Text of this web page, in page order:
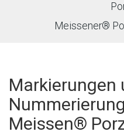
Meissener®
Markierungen
Meissen®